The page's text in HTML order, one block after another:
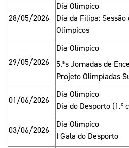
28/05/2026
Dia Olímpico
Dia da Filipa:
Olímpicos
29/05/2026
Dia Olímpico
5.ªs Jornadas de
Projeto Olimpíadas
01/06/2026
Dia Olímpico
Dia do Desporto (1.º
03/06/2026
Dia Olímpico
I Gala do Desporto